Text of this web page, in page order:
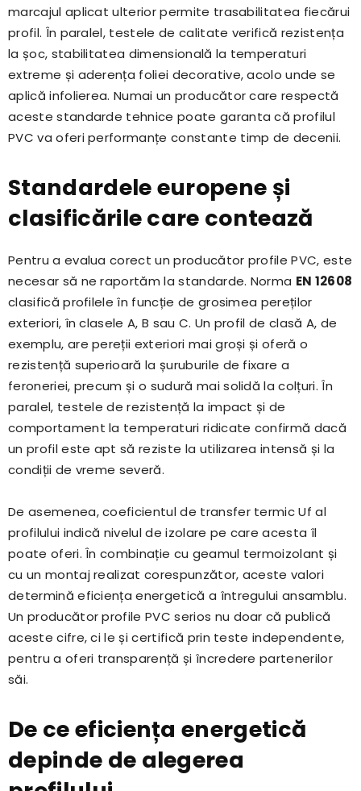
marcajul aplicat ulterior permite trasabilitatea fiecărui
profil. În paralel, testele de calitate verifică rezistența
la șoc, stabilitatea dimensională la temperaturi
extreme și aderența foliei decorative, acolo unde se
aplică infolierea. Numai un producător care respectă
aceste standarde tehnice poate garanta că profilul
PVC va oferi performanțe constante timp de decenii.
Standardele europene și
clasificările care contează
Pentru a evalua corect un producător profile PVC, este
necesar să ne raportăm la standarde. Norma EN 12608
clasifică profilele în funcție de grosimea pereților
exteriori, în clasele A, B sau C. Un profil de clasă A, de
exemplu, are pereții exteriori mai groși și oferă o
rezistență superioară la șuruburile de fixare a
feroneriei, precum și o sudură mai solidă la colțuri. În
paralel, testele de rezistență la impact și de
comportament la temperaturi ridicate confirmă dacă
un profil este apt să reziste la utilizarea intensă și la
condiții de vreme severă.
De asemenea, coeficientul de transfer termic Uf al
profilului indică nivelul de izolare pe care acesta îl
poate oferi. În combinație cu geamul termoizolant și
cu un montaj realizat corespunzător, aceste valori
determină eficiența energetică a întregului ansamblu.
Un producător profile PVC serios nu doar că publică
aceste cifre, ci le și certifică prin teste independente,
pentru a oferi transparență și încredere partenerilor
săi.
De ce eficiența energetică
depinde de alegerea